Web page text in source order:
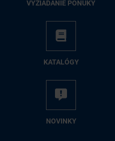
VY­ŽIA­DA­NIE PO­NU­KY
KA­TA­LÓ­GY
NO­VIN­KY